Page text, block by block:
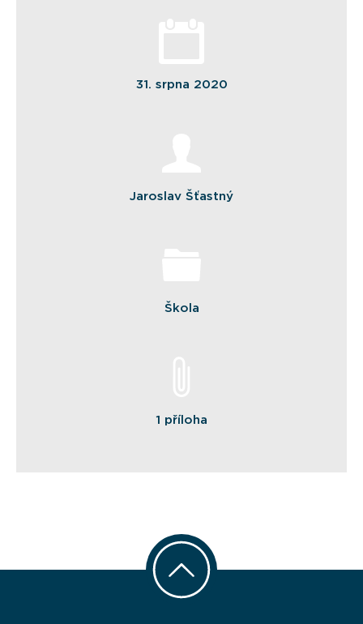
31. srpna 2020
Jaroslav Šťastný
Škola
1 příloha